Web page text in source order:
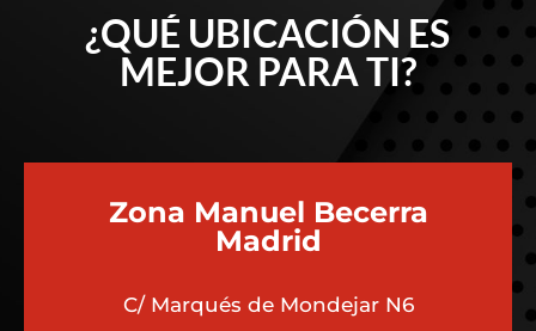
¿QUÉ UBICACIÓN ES
MEJOR PARA TI?
Zona Manuel Becerra
Madrid
C/ Marqués de Mondejar N6